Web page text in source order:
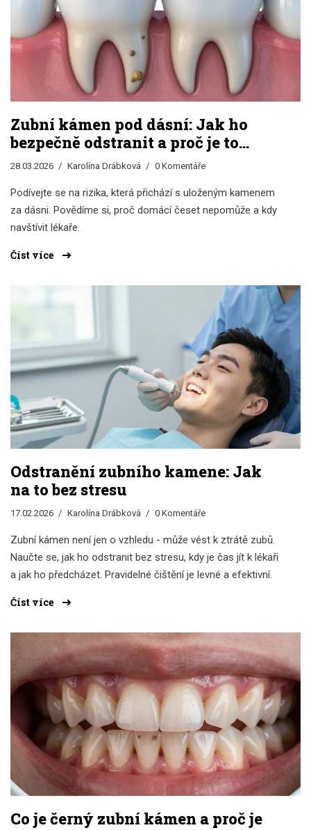
Zubní kámen pod dásní: Jak ho
bezpečně odstranit a proč je to
klíčové pro zdraví
28.03.2026 Karolína Drábková 0 Komentáře
Podívejte se na rizika, která přichází s uloženým kamenem
za dásni. Povědíme si, proč domácí česet nepomůže a kdy
navštívit lékaře.
Číst více
Odstranění zubního kamene: Jak
na to bez stresu
17.02.2026 Karolína Drábková 0 Komentáře
Zubní kámen není jen o vzhledu - může vést k ztrátě zubů.
Naučte se, jak ho odstranit bez stresu, kdy je čas jít k lékaři
a jak ho předcházet. Pravidelné čištění je levné a efektivní.
Číst více
Co je černý zubní kámen a proč je